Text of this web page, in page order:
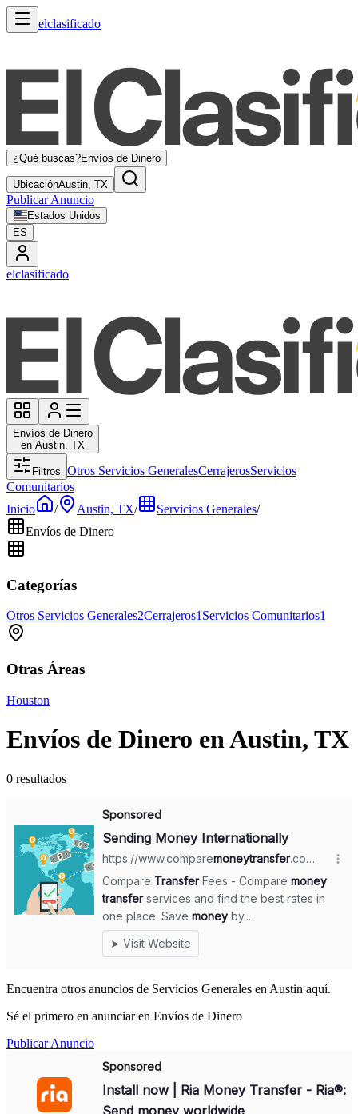
elclasificado
¿Qué buscas?Envíos de Dinero
UbicaciónAustin, TX
Publicar Anuncio
Estados Unidos
ES
elclasificado
Envíos de Dinero
en Austin, TX
Filtros Otros Servicios GeneralesCerrajerosServicios
Comunitarios
Inicio
/ Austin, TX/ Servicios Generales/
Envíos de Dinero
Categorías
Otros Servicios Generales2Cerrajeros1Servicios Comunitarios1
Otras Áreas
Houston
Envíos de Dinero en Austin, TX
0 resultados
Encuentra otros anuncios de Servicios Generales en Austin aquí.
Sé el primero en anunciar en Envíos de Dinero
Publicar Anuncio